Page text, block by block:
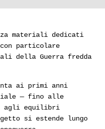
materiali dedicati
particolare
della Guerra fredda
ai primi anni
— fino alle
e agli equilibri
si estende lungo